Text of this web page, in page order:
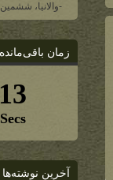
-والانیا،
زمان
آخرین نوشته‌ها